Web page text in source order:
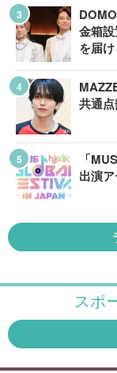
金箱
を届
共通
「
出演